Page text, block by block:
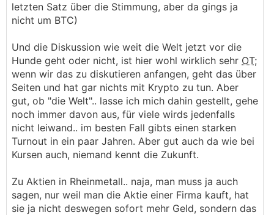
letzten Satz über die Stimmung, aber da gings ja
nicht um BTC)
Und die Diskussion wie weit die Welt jetzt vor die
Hunde geht oder nicht, ist hier wohl wirklich sehr OT;
wenn wir das zu diskutieren anfangen, geht das über
Seiten und hat gar nichts mit Krypto zu tun. Aber
gut, ob "die Welt".. lasse ich mich dahin gestellt, gehe
noch immer davon aus, für viele wirds jedenfalls
nicht leiwand.. im besten Fall gibts einen starken
Turnout in ein paar Jahren. Aber gut auch da wie bei
Kursen auch, niemand kennt die Zukunft.
Zu Aktien in Rheinmetall.. naja, man muss ja auch
sagen, nur weil man die Aktie einer Firma kauft, hat
sie ja nicht deswegen sofort mehr Geld, sondern das